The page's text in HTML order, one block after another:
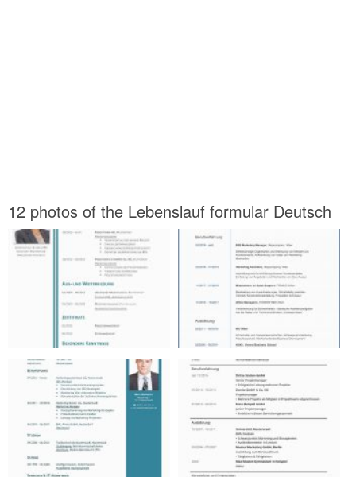
12 photos of the Lebenslauf formular Deutsch